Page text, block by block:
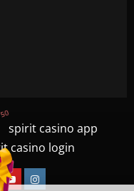
spirit casino app
casino login
YoutubeInstagram